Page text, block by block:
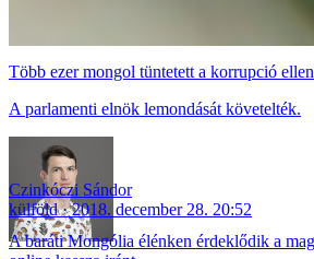
Több ezer mongol tüntetett a korrupció
A parlamenti elnök lemondását követelték.
Czinkóczi Sándor
külföld
2018. december 28. 20:52
A baráti Mongólia élénken érdeklődik a